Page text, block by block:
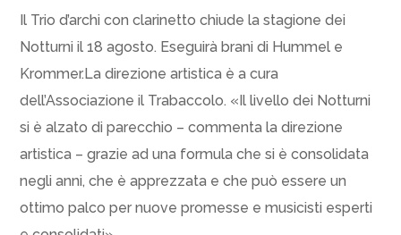
Il Trio d’archi con clarinetto chiude la stagione dei
Notturni il 18 agosto. Eseguirà brani di Hummel e
Krommer.La direzione artistica è a cura
dell’Associazione il Trabaccolo. «Il livello dei Notturni
si è alzato di parecchio – commenta la direzione
artistica – grazie ad una formula che si è consolidata
negli anni, che è apprezzata e che può essere un
ottimo palco per nuove promesse e musicisti esperti